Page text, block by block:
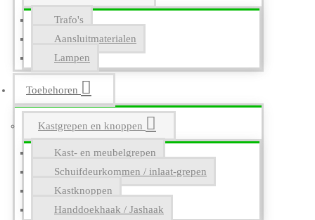
Trafo's
Aansluitmaterialen
Lampen
Toebehoren
Kastgrepen en knoppen
Kast- en meubelgrepen
Schuifdeurkommen / inlaat-grepen
Kastknoppen
Handdoekhaak / Jashaak